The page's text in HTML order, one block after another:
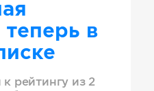
теперь в
рейтингу из 2